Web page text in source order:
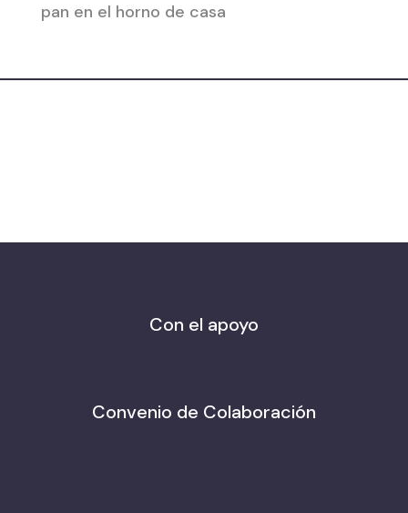
pan en el horno de casa
Con el apoyo
Convenio de Colaboración